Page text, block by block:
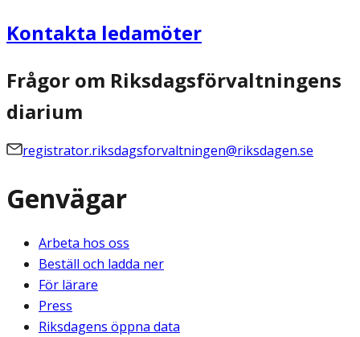
Kontakta ledamöter
Frågor om Riksdagsförvaltningens
diarium
registrator.riksdagsforvaltningen@riksdagen.se
Genvägar
Arbeta hos oss
Beställ och ladda ner
För lärare
Press
Riksdagens öppna data